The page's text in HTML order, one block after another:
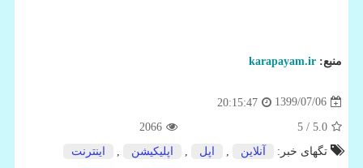
منبع: karapayam.ir
1399/07/06
20:15:47
5.0
/ 5
2066
تگهای خبر:
آنلاین اپل اپلیكیشن اینترنت